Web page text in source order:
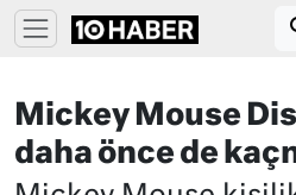
Mickey Mouse
daha önce de